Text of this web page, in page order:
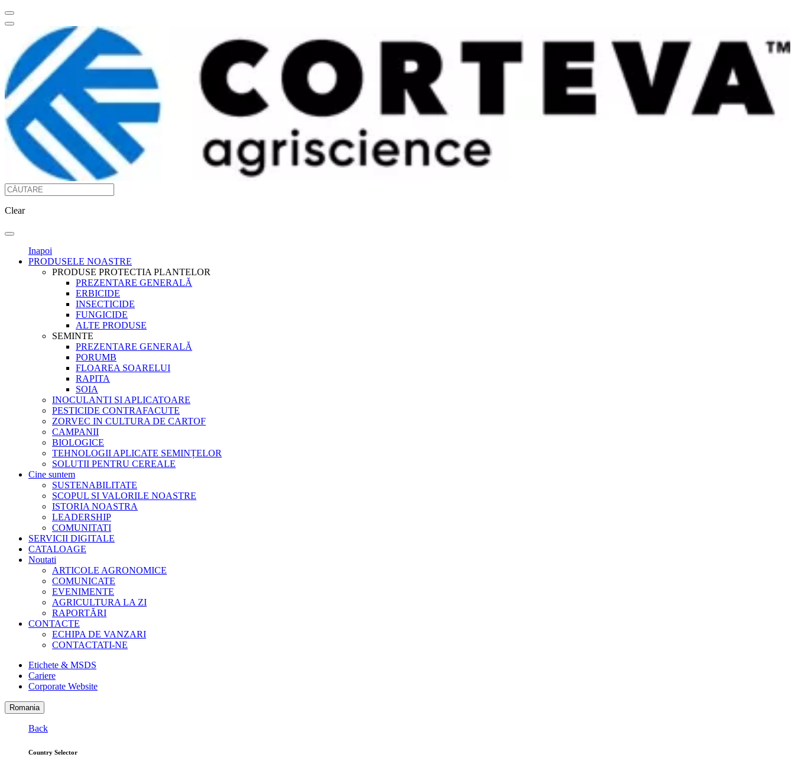
Clear
Inapoi
PRODUSELE NOASTRE
PRODUSE PROTECTIA PLANTELOR
PREZENTARE GENERALĂ
ERBICIDE
INSECTICIDE
FUNGICIDE
ALTE PRODUSE
SEMINTE
PREZENTARE GENERALĂ
PORUMB
FLOAREA SOARELUI
RAPITA
SOIA
INOCULANTI SI APLICATOARE
PESTICIDE CONTRAFACUTE
ZORVEC IN CULTURA DE CARTOF
CAMPANII
BIOLOGICE
TEHNOLOGII APLICATE SEMINȚELOR
SOLUTII PENTRU CEREALE
Cine suntem
SUSTENABILITATE
SCOPUL SI VALORILE NOASTRE
ISTORIA NOASTRA
LEADERSHIP
COMUNITATI
SERVICII DIGITALE
CATALOAGE
Noutati
ARTICOLE AGRONOMICE
COMUNICATE
EVENIMENTE
AGRICULTURA LA ZI
RAPORTĂRI
CONTACTE
ECHIPA DE VANZARI
CONTACTATI-NE
Etichete & MSDS
Cariere
Corporate Website
Romania
Back
Country Selector